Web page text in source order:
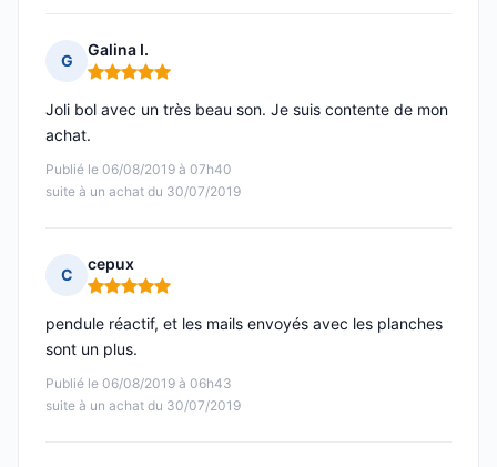
G
Galina I.
Note : 5 sur 5
Publié le 06/08/2019 à 07h40
suite à un achat du 30/07/2019
Joli bol avec un très beau son. Je suis contente de mon
achat.
C
cepux
Note : 5 sur 5
Publié le 06/08/2019 à 06h43
suite à un achat du 30/07/2019
pendule réactif, et les mails envoyés avec les planches
sont un plus.